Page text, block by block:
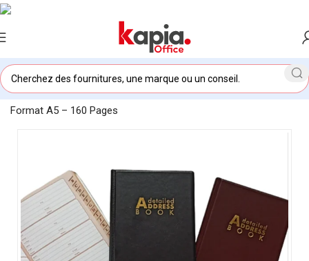
Accueil/KAPIA OFFICE MAROC/Répertoire d’Adresses Doré
Format A5 – 160 Pages